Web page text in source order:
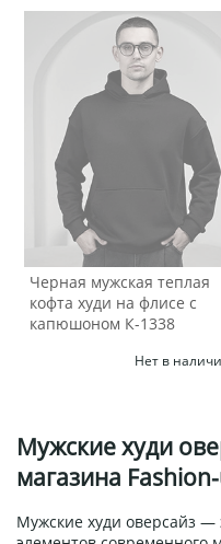
Черная мужская теплая
кофта худи на флисе с
капюшоном К-1338
Нет в
Мужские худи
магазина
Мужские худи оверсайз